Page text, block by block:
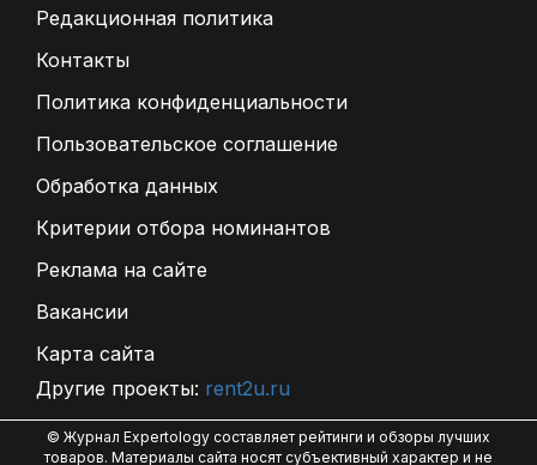
Редакционная политика
Контакты
Политика конфиденциальности
Пользовательское соглашение
Обработка данных
Критерии отбора номинантов
Реклама на сайте
Вакансии
Карта сайта
Другие проекты: rent2u.ru
© Журнал Expertology составляет рейтинги и обзоры лучших
товаров. Материалы сайта носят субъективный характер и не